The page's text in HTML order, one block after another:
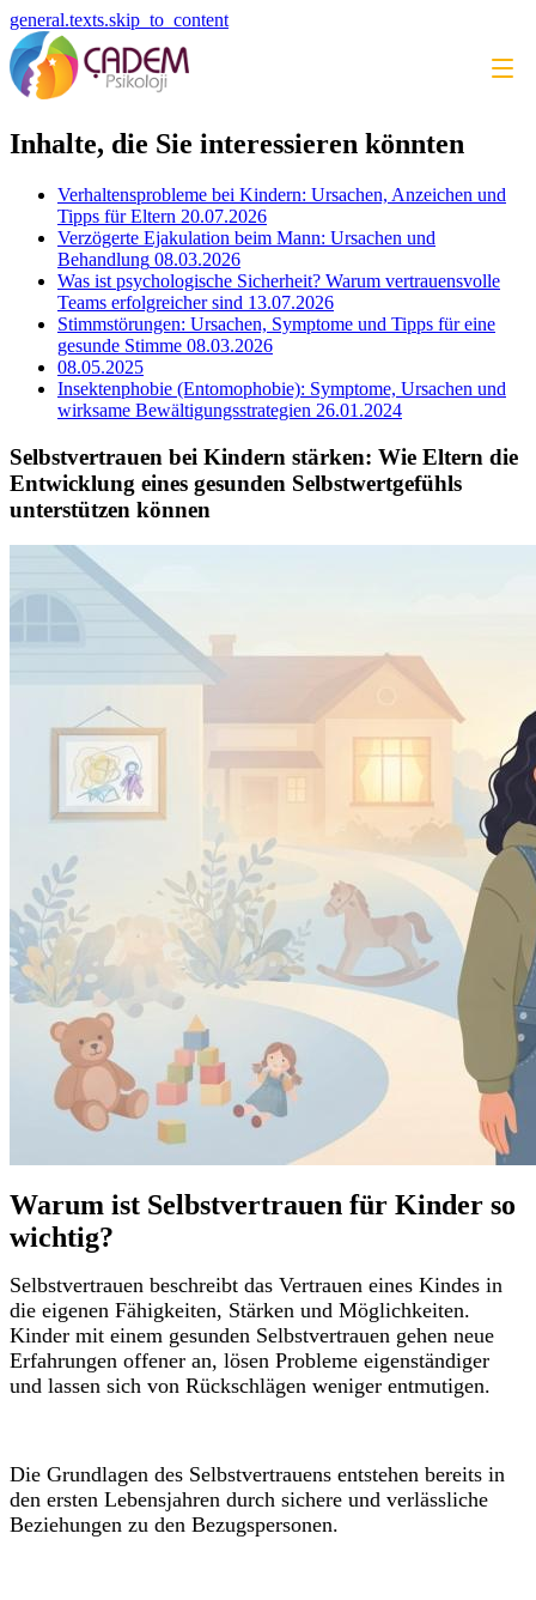
general.texts.skip_to_content
Inhalte, die Sie interessieren könnten
Verhaltensprobleme bei Kindern: Ursachen, Anzeichen und
Tipps für Eltern 20.07.2026
Verzögerte Ejakulation beim Mann: Ursachen und
Behandlung 08.03.2026
Was ist psychologische Sicherheit? Warum vertrauensvolle
Teams erfolgreicher sind 13.07.2026
Stimmstörungen: Ursachen, Symptome und Tipps für eine
gesunde Stimme 08.03.2026
08.05.2025
Insektenphobie (Entomophobie): Symptome, Ursachen und
wirksame Bewältigungsstrategien 26.01.2024
Selbstvertrauen bei Kindern stärken: Wie Eltern die
Entwicklung eines gesunden Selbstwertgefühls
unterstützen können
Warum ist Selbstvertrauen für Kinder so
wichtig?
Selbstvertrauen beschreibt das Vertrauen eines Kindes in
die eigenen Fähigkeiten, Stärken und Möglichkeiten.
Kinder mit einem gesunden Selbstvertrauen gehen neue
Erfahrungen offener an, lösen Probleme eigenständiger
und lassen sich von Rückschlägen weniger entmutigen.
Die Grundlagen des Selbstvertrauens entstehen bereits in
den ersten Lebensjahren durch sichere und verlässliche
Beziehungen zu den Bezugspersonen.